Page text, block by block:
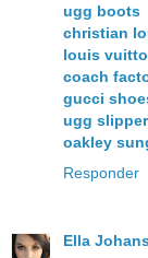
ugg boots
christian
louis
coach
gucci
ugg
oakley
Responder
Ella